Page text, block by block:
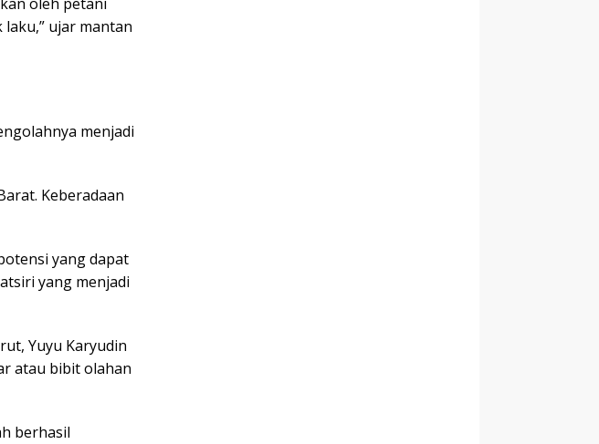
ujar mantan
menjadi
Keberadaan
yang dapat
yang menjadi
Yuyu Karyudin
atau bibit olahan
berhasil